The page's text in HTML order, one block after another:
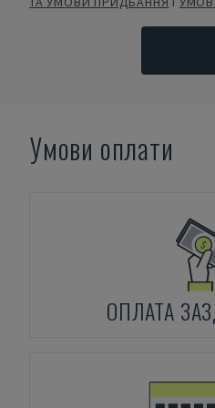
Умови оплати
ОПЛАТА